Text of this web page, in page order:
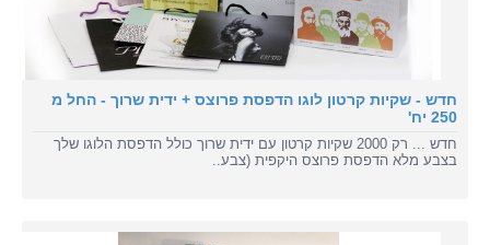
חדש - שקיות קרטון לוגו הדפסת פרוצס + ידית שרוך - החל מ
250 יח'
חדש ... רק 2000 שקיות קרטון עם ידית שרוך כולל הדפסת הלוגו שלך
בצבע מלא הדפסת פרוצס היקפית (צבע..